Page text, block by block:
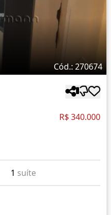
Cód.: 270674
R$ 340.000
1 suíte